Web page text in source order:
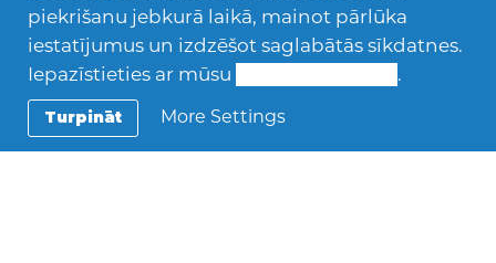
brīvā laika klubi(netbola komanda,
vieglatlētika, debašu klubs, teātra un
vēstures klubs, u.c.) , kā arī vēl daudz un
dažādi ārpusskolas pulciņi, kuros atrast
draugus. Ja vakarā izej pastaigā, tad ir
piekrišanu jebkurā laikā, mainot pārlūka
iestatījumus un izdzēšot saglabātās sīkdatnes.
Iepazīstieties ar mūsu
.
Turpināt More Settings